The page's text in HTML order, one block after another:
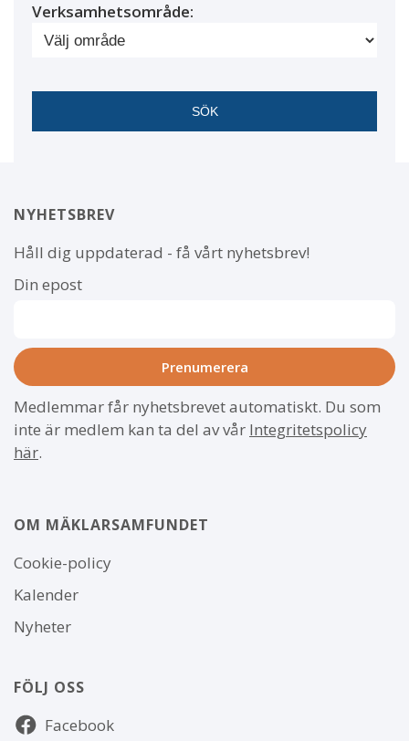
Verksamhetsområde:
NYHETSBREV
Håll dig uppdaterad - få vårt nyhetsbrev!
Din epost
Medlemmar får nyhetsbrevet automatiskt. Du som
inte är medlem kan ta del av vår Integritetspolicy
här.
OM MÄKLARSAMFUNDET
Om
webbplatsen
Cookie-policy
Kalender
Nyheter
FÖLJ OSS
Följ
oss Facebook